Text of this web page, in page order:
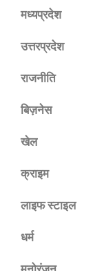
मध्यप्रदेश
उत्तरप्रदेश
राजनीति
बिज़नेस
खेल
क्राइम
लाइफ स्टाइल
धर्म